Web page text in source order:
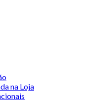
na Loja